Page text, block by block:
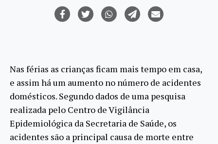
Nas férias as crianças ficam mais tempo em casa,
e assim há um aumento no número de acidentes
domésticos. Segundo dados de uma pesquisa
realizada pelo Centro de Vigilância
Epidemiológica da Secretaria de Saúde, os
acidentes são a principal causa de morte entre